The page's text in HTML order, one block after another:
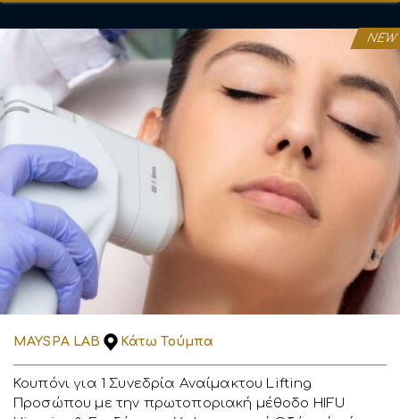
NEW
MAYSPA LAB Κάτω Τούμπα
Κουπόνι για 1 Συνεδρία Αναίμακτου Lifting
Προσώπου με την πρωτοποριακή μέθοδο HIFU